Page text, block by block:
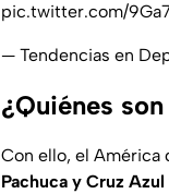
pic.twitter.com/
— Tendencias en
¿Quiénes
Con ello, el América
Pachuca y Cruz